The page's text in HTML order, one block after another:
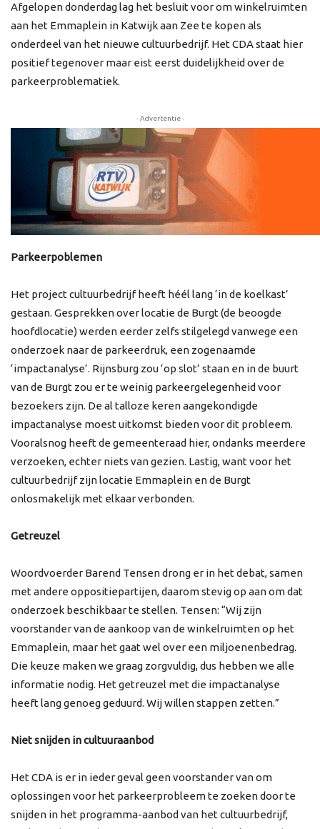
Afgelopen donderdag lag het besluit voor om winkelruimten
aan het Emmaplein in Katwijk aan Zee te kopen als
onderdeel van het nieuwe cultuurbedrijf. Het CDA staat hier
positief tegenover maar eist eerst duidelijkheid over de
parkeerproblematiek.
- Advertentie -
Parkeerpoblemen
Het project cultuurbedrijf heeft héél lang ‘in de koelkast’
gestaan. Gesprekken over locatie de Burgt (de beoogde
hoofdlocatie) werden eerder zelfs stilgelegd vanwege een
onderzoek naar de parkeerdruk, een zogenaamde
‘impactanalyse’. Rijnsburg zou ‘op slot’ staan en in de buurt
van de Burgt zou er te weinig parkeergelegenheid voor
bezoekers zijn. De al talloze keren aangekondigde
impactanalyse moest uitkomst bieden voor dit probleem.
Vooralsnog heeft de gemeenteraad hier, ondanks meerdere
verzoeken, echter niets van gezien. Lastig, want voor het
cultuurbedrijf zijn locatie Emmaplein en de Burgt
onlosmakelijk met elkaar verbonden.
Getreuzel
Woordvoerder Barend Tensen drong er in het debat, samen
met andere oppositiepartijen, daarom stevig op aan om dat
onderzoek beschikbaar te stellen. Tensen: “Wij zijn
voorstander van de aankoop van de winkelruimten op het
Emmaplein, maar het gaat wel over een miljoenenbedrag.
Die keuze maken we graag zorgvuldig, dus hebben we alle
informatie nodig. Het getreuzel met die impactanalyse
heeft lang genoeg geduurd. Wij willen stappen zetten.”
Niet snijden in cultuuraanbod
Het CDA is er in ieder geval geen voorstander van om
oplossingen voor het parkeerprobleem te zoeken door te
snijden in het programma-aanbod van het cultuurbedrijf,